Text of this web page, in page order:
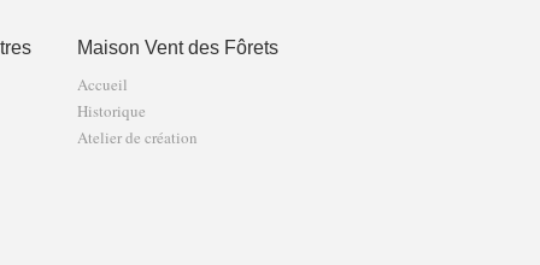
Maison Vent des Fôrets
Accueil
Historique
Atelier de création